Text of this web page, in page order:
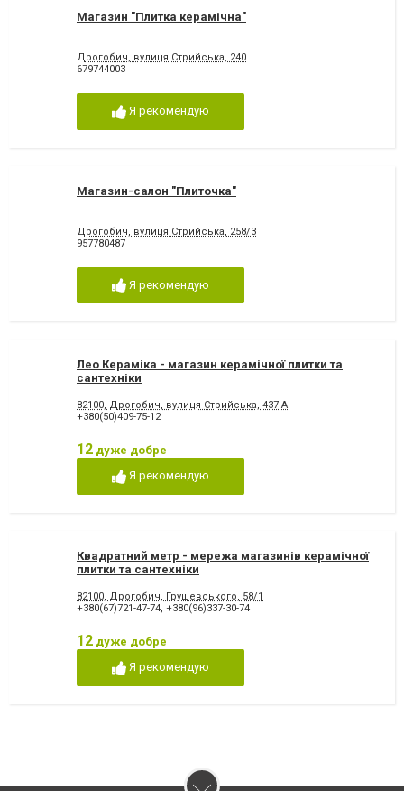
Магазин "Плитка керамічна"
Дрогобич, вулиця Стрийська, 240
679744003
Я рекомендую
Магазин-салон "Плиточка"
Дрогобич, вулиця Стрийська, 258/3
957780487
Я рекомендую
Лео Кераміка - магазин керамічної плитки та
сантехніки
82100, Дрогобич, вулиця Стрийська, 437-А
+380(50)409-75-12
12 дуже добре
Я рекомендую
Квадратний метр - мережа магазинів керамічної
плитки та сантехніки
82100, Дрогобич, Грушевського, 58/1
+380(67)721-47-74, +380(96)337-30-74
12 дуже добре
Я рекомендую